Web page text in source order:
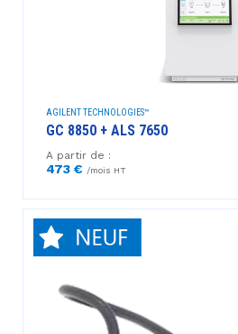
AGILENT TECHNOLOGIES™
GC 8850 + ALS 7650
A partir de :
473 € /mois HT